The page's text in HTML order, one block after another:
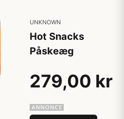
UNKNOWN
Hot Snacks
Påskeæg
279,00 kr